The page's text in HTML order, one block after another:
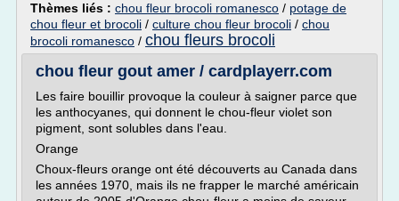
Thèmes liés : chou fleur brocoli romanesco / potage de
chou fleur et brocoli / culture chou fleur brocoli / chou
brocoli romanesco / chou fleurs brocoli
chou fleur gout amer / cardplayerr.com
Les faire bouillir provoque la couleur à saigner parce que
les anthocyanes, qui donnent le chou-fleur violet son
pigment, sont solubles dans l'eau.
Orange
Choux-fleurs orange ont été découverts au Canada dans
les années 1970, mais ils ne frapper le marché américain